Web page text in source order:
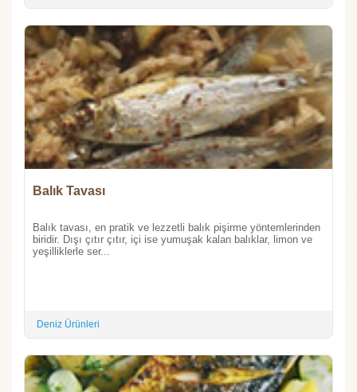
Balık Tavası
Balık tavası, en pratik ve lezzetli balık pişirme yöntemlerinden
biridir. Dışı çıtır çıtır, içi ise yumuşak kalan balıklar, limon ve
yeşilliklerle ser...
Deniz Ürünleri